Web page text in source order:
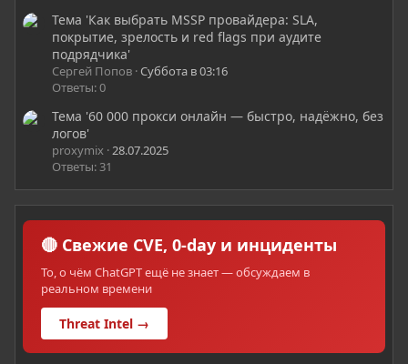
Тема 'Как выбрать MSSP провайдера: SLA,
покрытие, зрелость и red flags при аудите
подрядчика'
Сергей Попов Суббота в 03:16
Ответы: 0
Тема '60 000 прокси онлайн — быстро, надёжно, без
логов'
proxymix 28.07.2025
Ответы: 31
🔴 Свежие CVE, 0-day и инциденты
То, о чём ChatGPT ещё не знает — обсуждаем в
реальном времени
Threat Intel →